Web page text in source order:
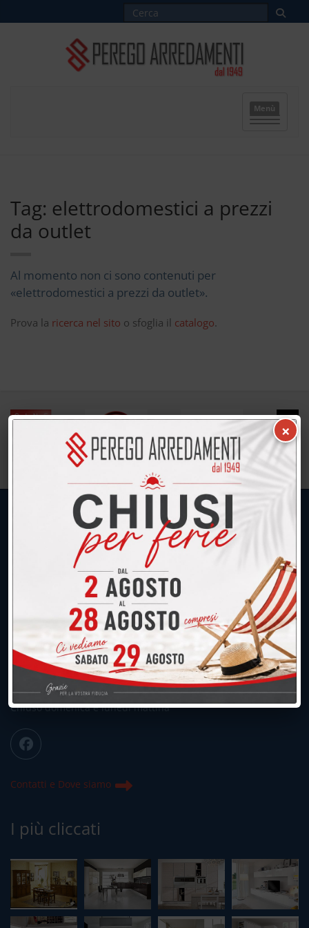
Menù
Tag: elettrodomestici a prezzi
da outlet
Al momento non ci sono contenuti per
«elettrodomestici a prezzi da outlet».
Prova la ricerca nel sito o sfoglia il catalogo.
UNICA SEDE: CALCO (Lecco)
039.677.2778
039.677.2778
info@peregoarredamenti.it
ORARI: 09.00/12.00 - 15.00/19.15
Chiuso domenica e lunedì mattina
Contatti e Dove siamo
I più cliccati
×